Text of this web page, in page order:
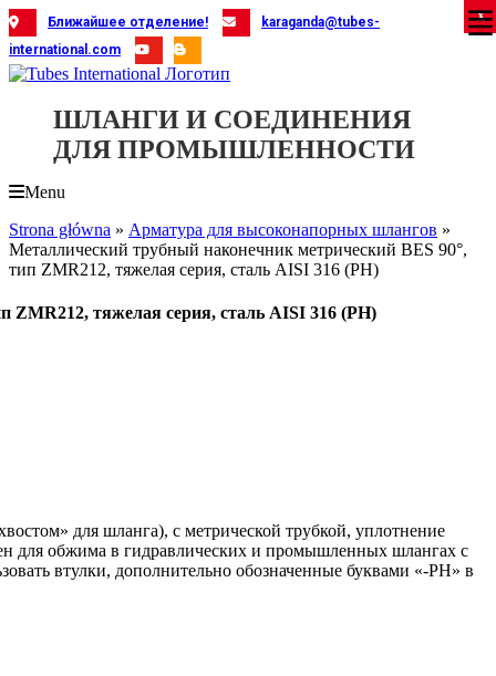
Skip
to
content
Ближайшее отделение!
karaganda@tubes-
international.com
ШЛАНГИ И СОЕДИНЕНИЯ
ДЛЯ ПРОМЫШЛЕННОСТИ
Menu
Strona główna » Арматура для высоконапорных шлангов »
Металлический трубный наконечник метрический BES 90°,
тип ZMR212, тяжелая серия, сталь AISI 316 (PH)
ZMR212, тяжелая серия, сталь AISI 316 (PH)
для шланга), с метрической трубкой, уплотнение
для обжима в гидравлических и промышленных шлангах с
втулки, дополнительно обозначенные буквами «-PH» в
X
X
X
X
X
X
X
X
X
X
X
X
X
X
X
X
X
X
X